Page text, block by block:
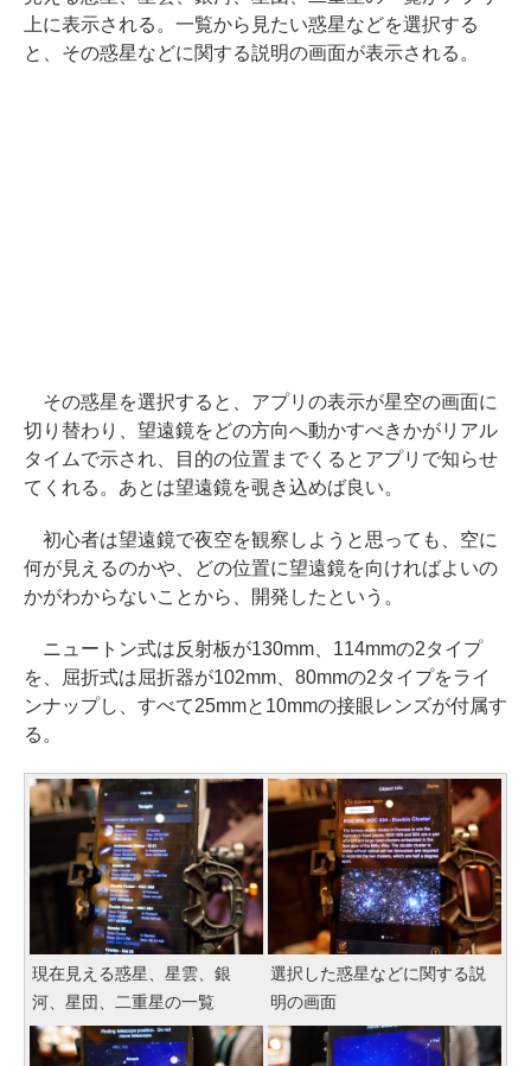
上に表示される。一覧から見たい惑星などを選択する
と、その惑星などに関する説明の画面が表示される。
その惑星を選択すると、アプリの表示が星空の画面に
切り替わり、望遠鏡をどの方向へ動かすべきかがリアル
タイムで示され、目的の位置までくるとアプリで知らせ
てくれる。あとは望遠鏡を覗き込めば良い。
初心者は望遠鏡で夜空を観察しようと思っても、空に
何が見えるのかや、どの位置に望遠鏡を向ければよいの
かがわからないことから、開発したという。
ニュートン式は反射板が130mm、114mmの2タイプ
を、屈折式は屈折器が102mm、80mmの2タイプをライ
ンナップし、すべて25mmと10mmの接眼レンズが付属す
る。
現在見える惑星、星雲、銀
河、星団、二重星の一覧
選択した惑星などに関する説
明の画面